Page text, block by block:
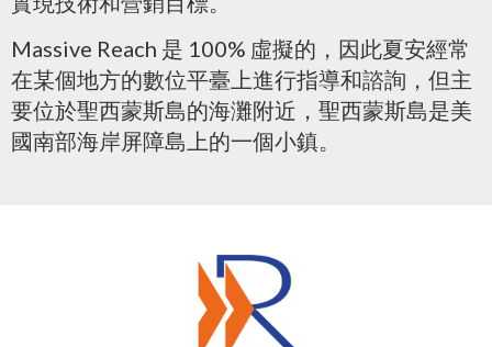
Massive Reach 是 100% 虛擬的，因此夏安經常
在某個地方的數位平臺上進行指導和諮詢，但主
要位於聖西蒙斯島的海灘附近，聖西蒙斯島是美
國南部海岸屏障島上的一個小鎮。